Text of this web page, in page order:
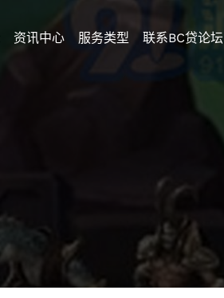
资讯中心 服务类型 联系BC贷论坛